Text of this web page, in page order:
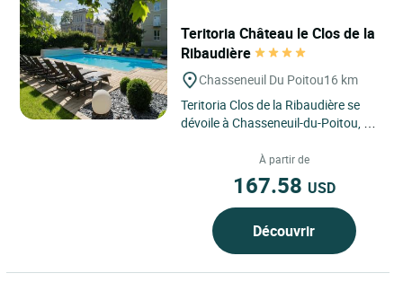
Teritoria Château le Clos de la
Ribaudière
Chasseneuil Du Poitou16 km
Teritoria Clos de la Ribaudière se
dévoile à Chasseneuil-du-Poitou, à
dans un environnement...
À partir de
167.58 USD
Découvrir